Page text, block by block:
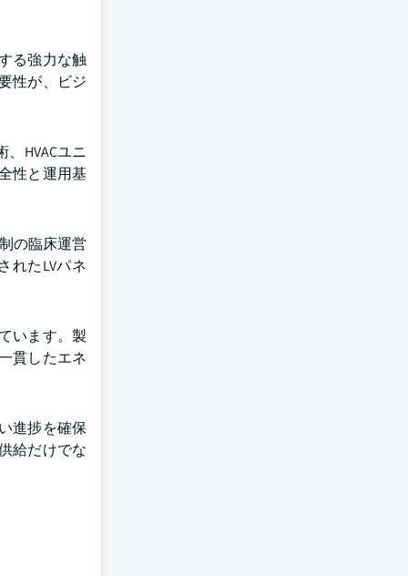
る強力な触
性が、ビジ
HVACユニ
性と運用基
の臨床運営
れたLVパネ
います。製
貫したエネ
進捗を確保
給だけでな